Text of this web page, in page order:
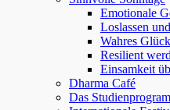
Emotionale
Loslassen
Wahres
Resilient
Einsamkeit
Dharma Café
Das